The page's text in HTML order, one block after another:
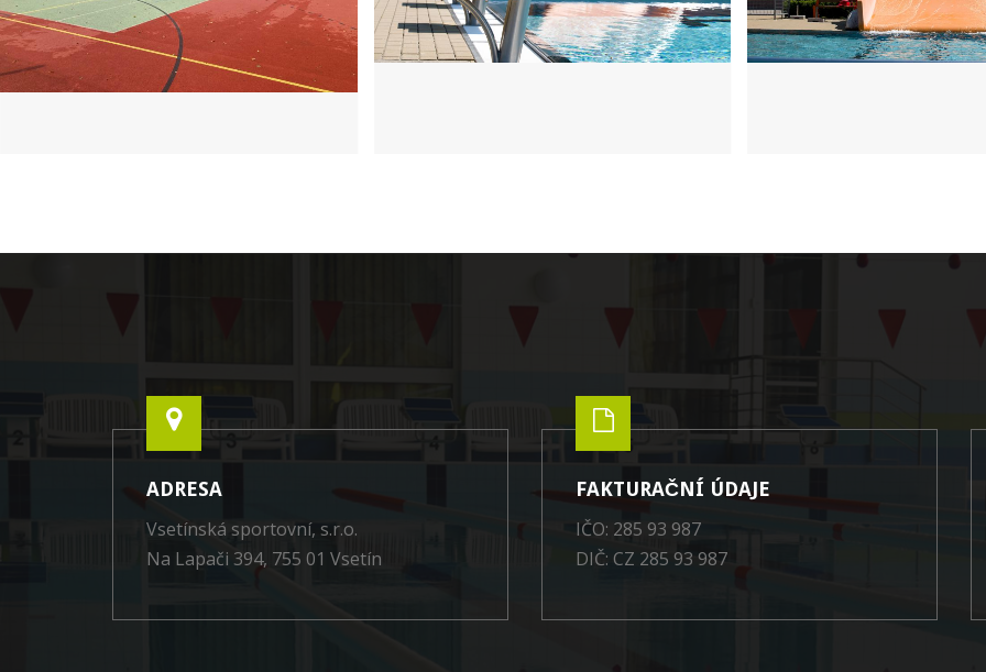
ADRESA
Vsetínská sportovní, s.r.o.
Na Lapači 394, 755 01 Vsetín
FAKTURAČNÍ ÚDAJE
IČO: 285 93 987
DIČ: CZ 285 93 987